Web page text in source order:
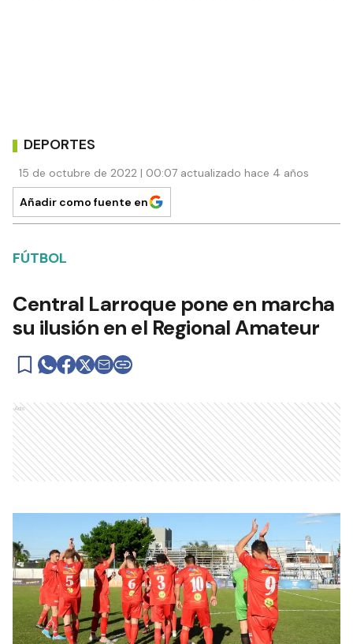
DEPORTES
15 de octubre de 2022 | 00:07 actualizado hace 4 años
Añadir como fuente en
FÚTBOL
Central Larroque pone en marcha
su ilusión en el Regional Amateur
Ads